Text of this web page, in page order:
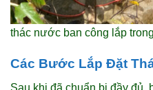
thác nước ban công lắp
Các Bước Lắp Đặt
Sau khi đã chuẩn bị đầy đủ,